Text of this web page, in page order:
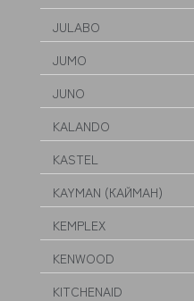
JULABO
JUMO
JUNO
KALANDO
KASTEL
KAYMAN (КАЙМАН)
KEMPLEX
KENWOOD
KITCHENAID